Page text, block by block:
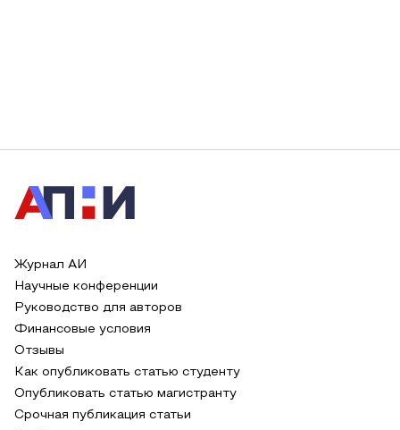
Журнал АИ
Научные конференции
Руководство для авторов
Финансовые условия
Отзывы
Как опубликовать статью студенту
Опубликовать статью магистранту
Срочная публикация статьи